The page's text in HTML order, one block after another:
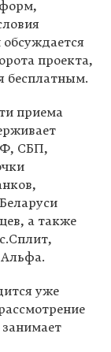
проекта,
бесплатным.
приема
СБП,
а также
уже